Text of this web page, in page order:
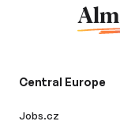
Central Europe
Jobs.cz